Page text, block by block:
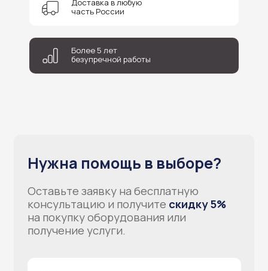
Доставка в любую
часть России
Более 5 лет
безупречной работы
Отправить